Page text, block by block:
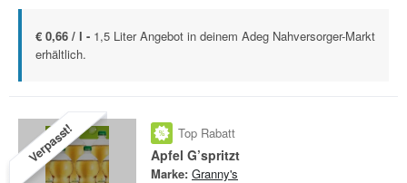
€ 0,66 / l - 1,5 Liter Angebot in deinem Adeg Nahversorger-Markt
erhältlich.
Verpasst! Top Rabatt
Apfel G’spritzt
Marke: Granny's